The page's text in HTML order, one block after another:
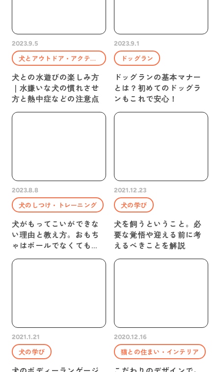
2023.9.5
犬とアウトドア・アクティビティ
犬との水遊びの楽しみ方
｜水嫌いな犬の慣れさせ
方と熱中症などの注意点
2023.9.1
ドッグラン
ドッグランの基本マナー
とは？初めてのドッグラ
ンもこれで安心！
2023.8.8
犬のしつけ・トレーニング
犬がもってこいができな
い理由と教え方。おもち
ゃはボールでなくても
2021.12.23
犬の学び
犬を飼うということ。必
要な覚悟や迎える前に考
えるべきことを解説
2021.1.21
犬の学び
2020.12.16
猫との住まい・インテリア